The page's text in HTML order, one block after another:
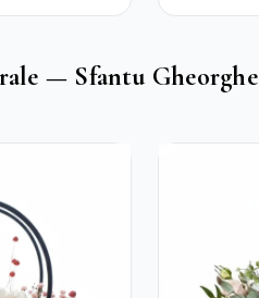
— Sfantu Gheorghe